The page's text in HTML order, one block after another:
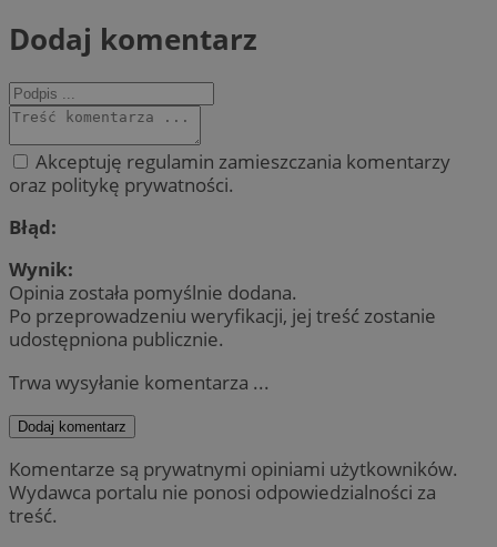
Dodaj komentarz
Akceptuję regulamin zamieszczania komentarzy
oraz politykę prywatności.
Błąd:
Wynik:
Opinia została pomyślnie dodana.
Po przeprowadzeniu weryfikacji, jej treść zostanie
udostępniona publicznie.
Trwa wysyłanie komentarza ...
Dodaj komentarz
Komentarze są prywatnymi opiniami użytkowników.
Wydawca portalu nie ponosi odpowiedzialności za
treść.